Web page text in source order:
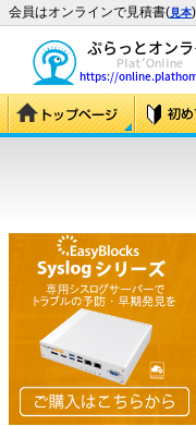
会員はオンラインで見積書(見本